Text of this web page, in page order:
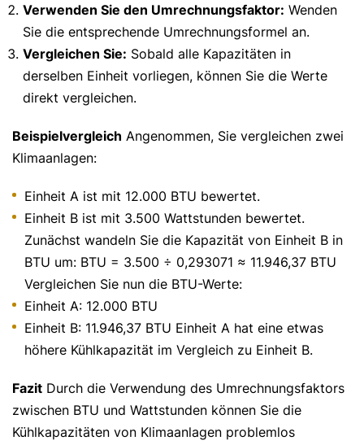
Verwenden Sie den Umrechnungsfaktor: Wenden
Sie die entsprechende Umrechnungsformel an.
Vergleichen Sie: Sobald alle Kapazitäten in
derselben Einheit vorliegen, können Sie die Werte
direkt vergleichen.
Beispielvergleich Angenommen, Sie vergleichen zwei
Klimaanlagen:
Einheit A ist mit 12.000 BTU bewertet.
Einheit B ist mit 3.500 Wattstunden bewertet.
Zunächst wandeln Sie die Kapazität von Einheit B in
BTU um: BTU = 3.500 ÷ 0,293071 ≈ 11.946,37 BTU
Vergleichen Sie nun die BTU-Werte:
Einheit A: 12.000 BTU
Einheit B: 11.946,37 BTU Einheit A hat eine etwas
höhere Kühlkapazität im Vergleich zu Einheit B.
Fazit Durch die Verwendung des Umrechnungsfaktors
zwischen BTU und Wattstunden können Sie die
Kühlkapazitäten von Klimaanlagen problemlos